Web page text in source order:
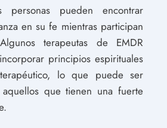
personas pueden encontrar
en su fe mientras participan
terapeutas de EMDR
principios espirituales
lo que puede ser
que tienen una fuerte